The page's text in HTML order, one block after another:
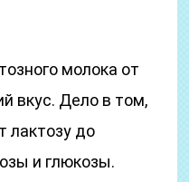
молока от
вкус. Дело в том,
лактозу до
и глюкозы.